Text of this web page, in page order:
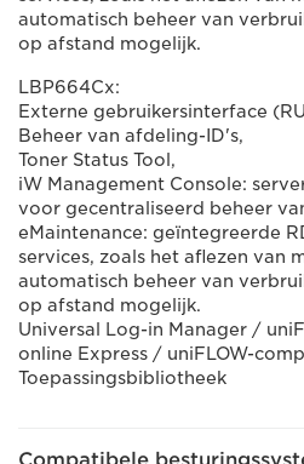
automatisch beheer van
op afstand mogelijk.
LBP664Cx:
Externe gebruikersinterface
Beheer van afdeling-ID's,
Toner Status Tool,
iW Management Console:
voor gecentraliseerd beheer
eMaintenance: geïntegreerde
services, zoals het aflezen van
automatisch beheer van
op afstand mogelijk.
Universal Log-in Manager /
online Express / uniFLOW-
Toepassingsbibliotheek